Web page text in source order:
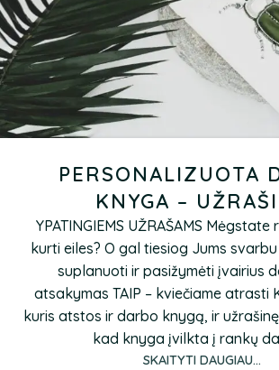
PERSONALIZUOTA
KNYGA –
YPATINGIEMS UŽRAŠAMS
kurti eiles? O gal tiesiog Jums
suplanuoti ir pasižymėti įvairius
atsakymas TAIP – kviečiame atrasti
kuris atstos ir darbo knygą, ir
kad knyga įvilkta į rankų
SKAITYTI DAUGIAU...